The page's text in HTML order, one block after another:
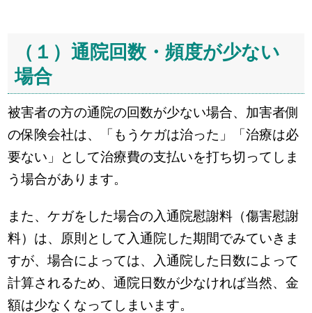
（１）通院回数・頻度が少ない
場合
被害者の方の通院の回数が少ない場合、加害者側
の保険会社は、「もうケガは治った」「治療は必
要ない」として治療費の支払いを打ち切ってしま
う場合があります。
また、ケガをした場合の入通院慰謝料（傷害慰謝
料）は、原則として入通院した期間でみていきま
すが、場合によっては、入通院した日数によって
計算されるため、通院日数が少なければ当然、金
額は少なくなってしまいます。